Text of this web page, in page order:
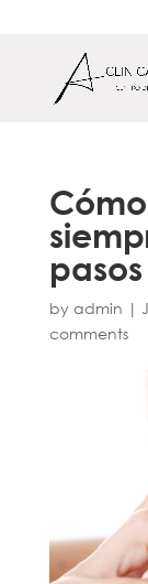
pasos
by admin |
comments